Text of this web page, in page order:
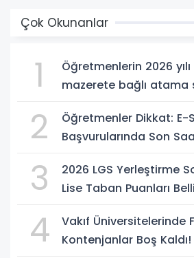
Çok Okunanlar
1
Öğretmenlerin 2026
mazerete bağlı atama
2
Öğretmenler Dikkat: E-
Başvurularında Son
3
2026 LGS Yerleştirme
Lise Taban Puanları
4
Vakıf Üniversitelerinde
Kontenjanlar Boş Kaldı!